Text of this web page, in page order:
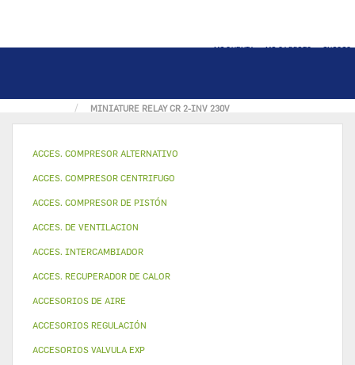
MI CUENTA MI CARRITO INICIO
MINIATURE RELAY CR 2-INV 230V
ACCES. COMPRESOR ALTERNATIVO
ACCES. COMPRESOR CENTRIFUGO
ACCES. COMPRESOR DE PISTÓN
ACCES. DE VENTILACION
ACCES. INTERCAMBIADOR
ACCES. RECUPERADOR DE CALOR
ACCESORIOS DE AIRE
ACCESORIOS REGULACIÓN
ACCESORIOS VALVULA EXP